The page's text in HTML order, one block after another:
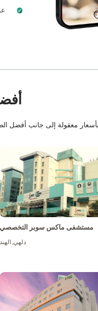
مستشفى ماكس سوبر التخصصي
دلهي,الهند